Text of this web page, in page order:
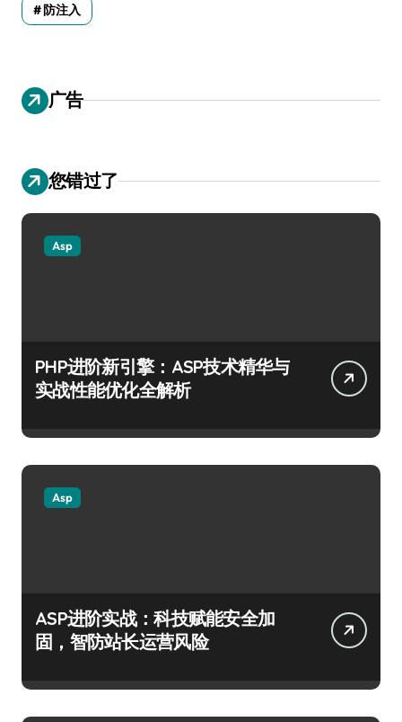
防注入
广告
您错过了
Asp
PHP进阶新引擎：ASP技术精华与
实战性能优化全解析
Asp
ASP进阶实战：科技赋能安全加
固，智防站长运营风险